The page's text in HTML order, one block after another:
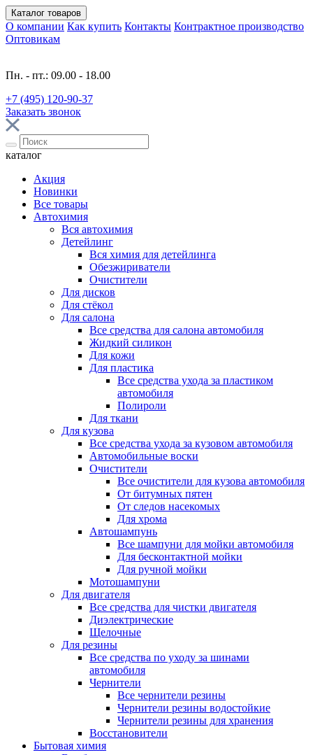
Каталог товаров
О компании Как купить Контакты Контрактное производство
Оптовикам
Пн. - пт.: 09.00 - 18.00
+7 (495) 120-90-37
Заказать звонок
каталог
Акция
Новинки
Все товары
Автохимия
Вся автохимия
Детейлинг
Вся химия для детейлинга
Обезжириватели
Очистители
Для дисков
Для стёкол
Для салона
Все средства для салона автомобиля
Жидкий силикон
Для кожи
Для пластика
Все средства ухода за пластиком
автомобиля
Полироли
Для ткани
Для кузова
Все средства ухода за кузовом автомобиля
Автомобильные воски
Очистители
Все очистители для кузова автомобиля
От битумных пятен
От следов насекомых
Для хрома
Автошампунь
Все шампуни для мойки автомобиля
Для бесконтактной мойки
Для ручной мойки
Мотошампуни
Для двигателя
Все средства для чистки двигателя
Диэлектрические
Щелочные
Для резины
Все средства по уходу за шинами
автомобиля
Чернители
Все чернители резины
Чернители резины водостойкие
Чернители резины для хранения
Восстановители
Бытовая химия